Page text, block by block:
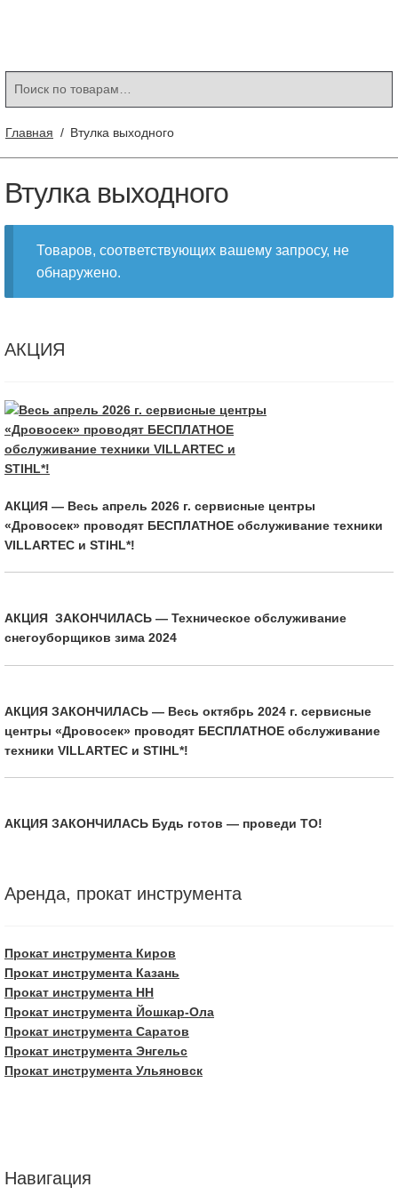
Главная / Втулка выходного
Втулка выходного
Товаров, соответствующих вашему запросу, не
обнаружено.
АКЦИЯ
АКЦИЯ — Весь апрель 2026 г. сервисные центры
«Дровосек» проводят БЕСПЛАТНОЕ обслуживание техники
VILLARTEC и STIHL*!
АКЦИЯ ЗАКОНЧИЛАСЬ — Техническое обслуживание
снегоуборщиков зима 2024
АКЦИЯ ЗАКОНЧИЛАСЬ — Весь октябрь 2024 г. сервисные
центры «Дровосек» проводят БЕСПЛАТНОЕ обслуживание
техники VILLARTEC и STIHL*!
АКЦИЯ ЗАКОНЧИЛАСЬ Будь готов — проведи ТО!
Аренда, прокат инструмента
Прокат инструмента Киров
Прокат инструмента Казань
Прокат инструмента НН
Прокат инструмента Йошкар-Ола
Прокат инструмента Саратов
Прокат инструмента Энгельс
Прокат инструмента Ульяновск
Навигация